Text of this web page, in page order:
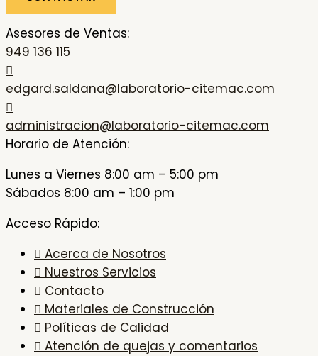
Asesores de Ventas:
949 136 115
edgard.saldana@laboratorio-citemac.com
administracion@laboratorio-citemac.com
Horario de Atención:
Lunes a Viernes 8:00 am – 5:00 pm
Sábados 8:00 am – 1:00 pm
Acceso Rápido:
Acerca de Nosotros
Nuestros Servicios
Contacto
Materiales de Construcción
Políticas de Calidad
Atención de quejas y comentarios